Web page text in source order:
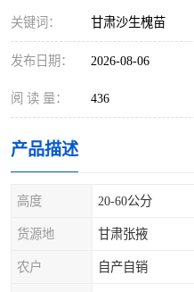
关键词： 甘肃沙生槐苗
发布日期： 2026-08-06
阅 读 量： 436
产品描述
高度 20-60公分
货源地 甘肃张掖
农户 自产自销